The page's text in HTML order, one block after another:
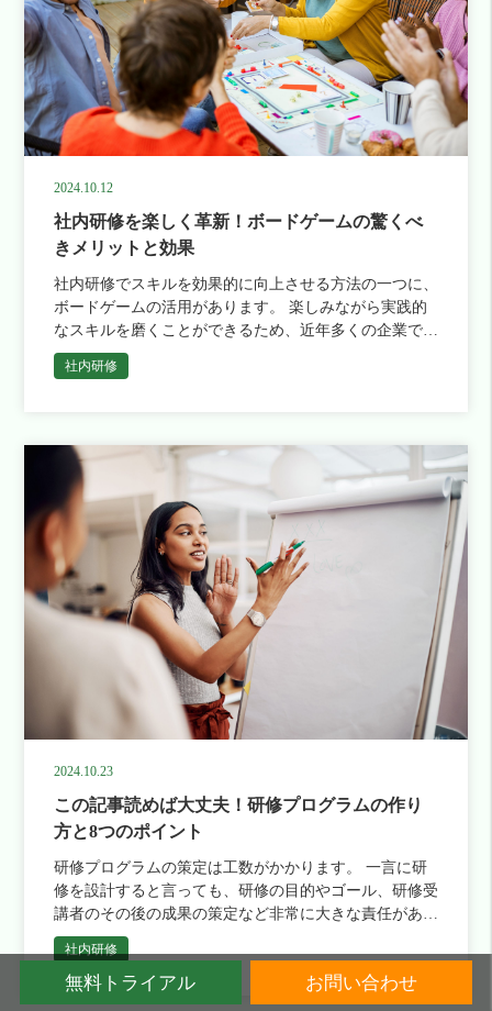
2024.10.12
社内研修を楽しく革新！ボードゲームの驚くべ
きメリットと効果
社内研修でスキルを効果的に向上させる方法の一つに、
ボードゲームの活用があります。 楽しみながら実践的
なスキルを磨くことができるため、近年多くの企業で導
入が進んでいます。 この記事では、特定の研修目的に
応じて適したボードゲ […]
社内研修
2024.10.23
この記事読めば大丈夫！研修プログラムの作り
方と8つのポイント
研修プログラムの策定は工数がかかります。 一言に研
修を設計すると言っても、研修の目的やゴール、研修受
講者のその後の成果の策定など非常に大きな責任がある
重要な仕事です。 この記事では、研修プログラムの策
定方法と注意点を解説 […]
社内研修
無料トライアル お問い合わせ